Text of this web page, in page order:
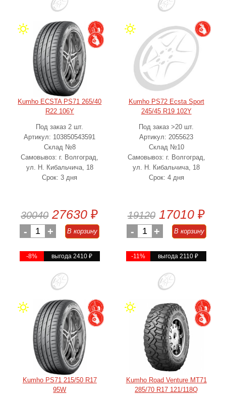
Kumho ECSTA PS71 265/40
R22 106Y
Под заказ 2 шт.
Артикул: 103850543591
Склад №8
Самовывоз: г. Волгоград,
ул. Н. Кибальчича, 18
Срок: 3 дня
30040 27630 ₽
- 1 + В корзину
-8% выгода 2410 ₽
Kumho PS72 Ecsta Sport
245/45 R19 102Y
Под заказ >20 шт.
Артикул: 2055623
Склад №10
Самовывоз: г. Волгоград,
ул. Н. Кибальчича, 18
Срок: 4 дня
19120 17010 ₽
- 1 + В корзину
-11% выгода 2110₽
Kumho PS71 215/50 R17
95W
Kumho Road Venture MT71
285/70 R17 121/118Q